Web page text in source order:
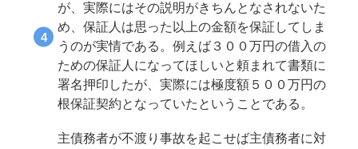
が、実際にはその説明がきちんとなされないた
め、保証人は思った以上の金額を保証してしま
うのが実情である。例えば３００万円の借入の
ための保証人になってほしいと頼まれて書類に
署名押印したが、実際には極度額５００万円の
根保証契約となっていたということである。
主債務者が不渡り事故を起こせば主債務者に対